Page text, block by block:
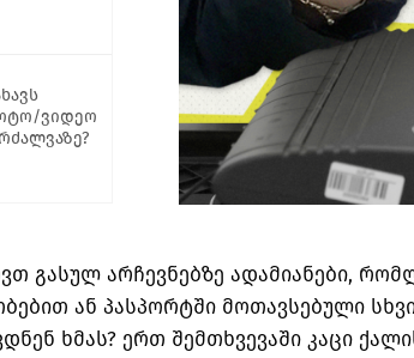
ვიდეო
გასულ არჩევნებზე ადამიანები,
ან პასპორტში მოთავსებული
ხმას? ერთ შემთხვევაში კაცი